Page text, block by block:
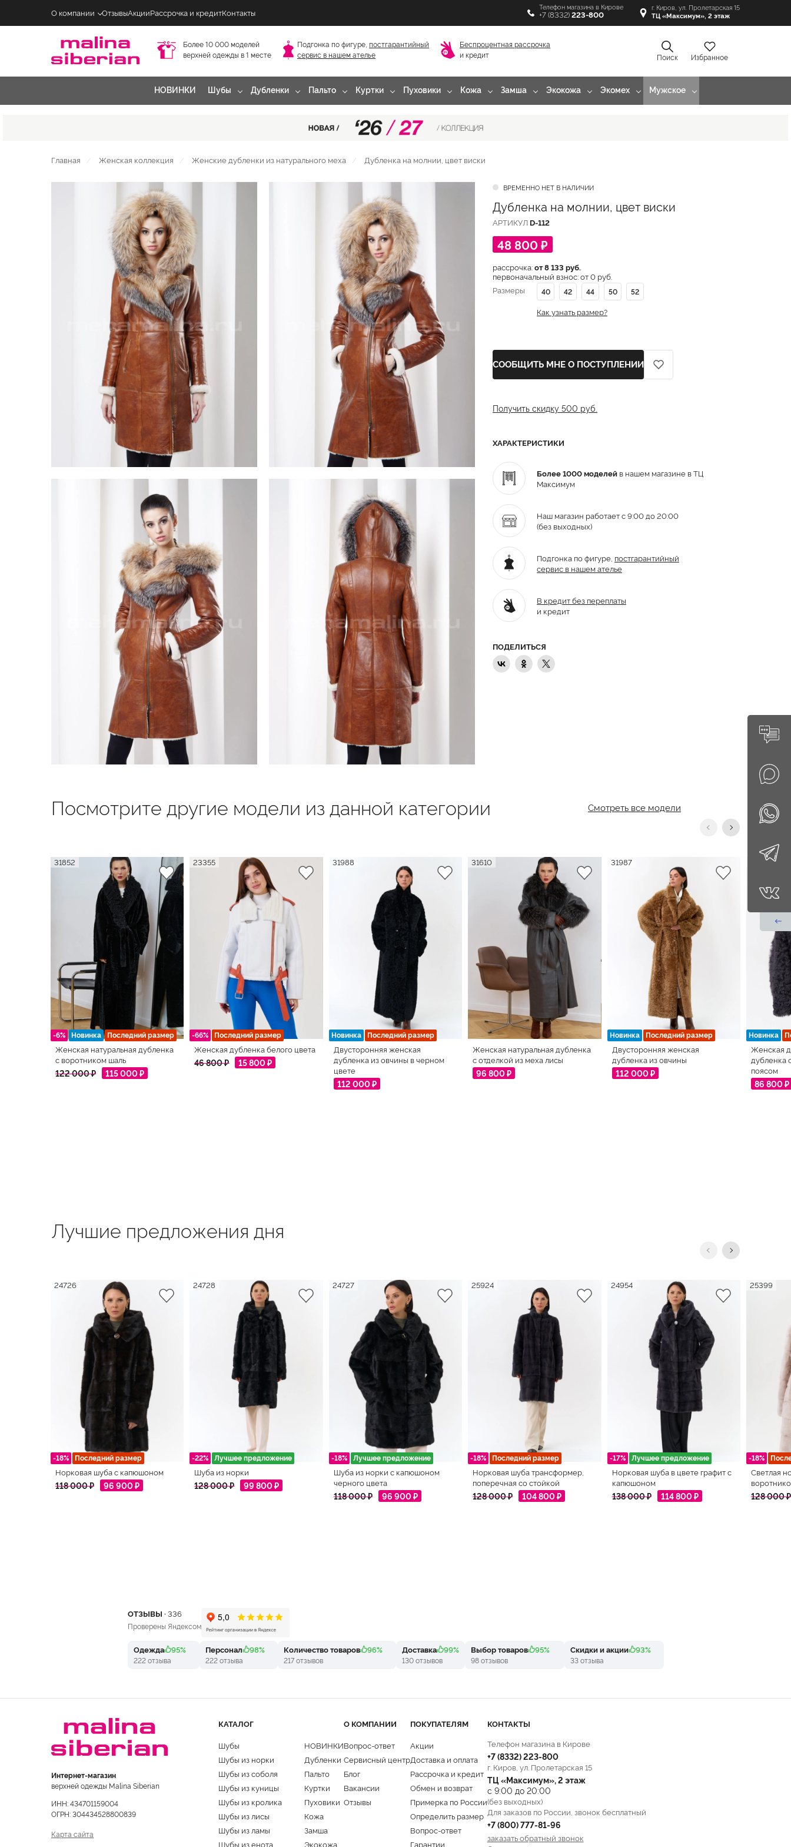
О компании ОтзывыАкцииРассрочка и кредитКонтакты
Телефон магазина в Кирове
+7 (8332) 223-800
г. Киров, ул. Пролетарская 15
ТЦ «Максимум», 2 этаж
Более 10 000 моделей
верхней одежды в 1 месте
Подгонка по фигуре, постгарантийный
сервис в нашем ателье
Беспроцентная рассрочка
и кредит
Поиск Избранное
НОВИНКИ Шубы Дубленки Пальто Куртки Пуховики Кожа Замша Экокожа Экомех Мужское
Главная Женская коллекция Женские дубленки из натурального меха Дубленка на молнии, цвет виски
ВРЕМЕННО НЕТ В НАЛИЧИИ
Дубленка на молнии, цвет виски
АРТИКУЛ D-112
48 800 ₽
рассрочка:от 8 133 руб.
первоначальный взнос: от 0 руб.
Размеры
40 42 44 50 52
Как узнать размер?
СООБЩИТЬ МНЕ О ПОСТУПЛЕНИИ
Получить скидку 500 руб.
ХАРАКТЕРИСТИКИ
Более 1000 моделей в нашем магазине в ТЦ
Максимум
Наш магазин работает с 9:00 до 20:00
(без выходных)
Подгонка по фигуре, постгарантийный
сервис в нашем ателье
В кредит без переплаты
и кредит
ПОДЕЛИТЬСЯ
Посмотрите другие модели из данной категории Смотреть все модели
-6% Новинка Последний размер
31852
Женская натуральная дубленка
с воротником шаль
122 000 ₽ 115 000 ₽
-66% Последний размер
23355
Женская дубленка белого цвета
46 800 ₽ 15 800 ₽
Новинка Последний размер
31988
Двусторонняя женская
дубленка из овчины в черном
цвете
112 000 ₽
31610
Женская натуральная дубленка
с отделкой из меха лисы
96 800 ₽
Новинка Последний размер
31987
Двусторонняя женская
дубленка из овчины
112 000 ₽
Новинка
31617
Женская
дубленка
поясом
86 800 ₽
Лучшие предложения дня
-18% Последний размер
24726
Норковая шуба с капюшоном
118 000 ₽ 96 900 ₽
-22% Лучшее предложение
24728
Шуба из норки
128 000 ₽ 99 800 ₽
-18% Лучшее предложение
24727
Шуба из норки с капюшоном
черного цвета
118 000 ₽ 96 900 ₽
-18% Последний размер
25924
Норковая шуба трансформер,
поперечная со стойкой
128 000 ₽ 104 800 ₽
-17% Лучшее предложение
24954
Норковая шуба в цвете графит с
капюшоном
138 000 ₽ 114 800 ₽
-18%
25399
Светлая
128 000 ₽
ОТЗЫВЫ ·336
Проверены Яндексом
Одежда 95%
222 отзыва
Персонал 98%
222 отзыва
Количество товаров 96%
217 отзывов
Доставка 99%
130 отзывов
Выбор товаров 95%
98 отзывов
Скидки и акции 93%
33 отзыва
Интернет-магазин
верхней одежды Malina Siberian
ИНН: 434701159004
ОГРН: 304434528800839
Карта сайта
КАТАЛОГ
Шубы
Шубы из норки
Шубы из соболя
Шубы из куницы
Шубы из кролика
Шубы из лисы
Шубы из ламы
Шубы из енота
НОВИНКИ
Дубленки
Пальто
Куртки
Пуховики
Кожа
Замша
Экокожа
О КОМПАНИИ
Вопрос-ответ
Сервисный центр
Блог
Вакансии
Отзывы
ПОКУПАТЕЛЯМ
Акции
Доставка и оплата
Рассрочка и кредит
Обмен и возврат
Примерка по России
Определить размер
Вопрос-ответ
Гарантии
КОНТАКТЫ
Телефон магазина в Кирове
+7 (8332)223-800
г. Киров, ул. Пролетарская 15
ТЦ «Максимум», 2 этаж
с 9:00 до 20:00
(без выходных)
Для заказов по России, звонок бесплатный
+7 (800) 777-81-96
заказать обратный звонок